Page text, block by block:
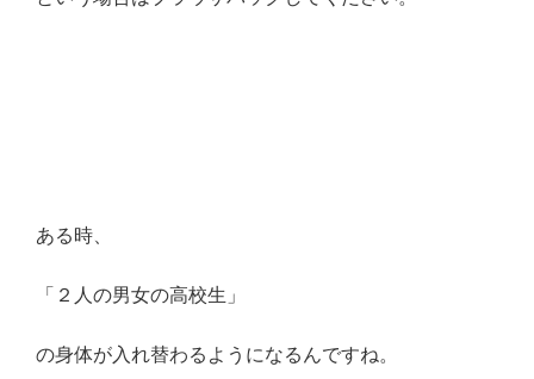
ある時、
「２人の男女の高校生」
の身体が入れ替わるようになるんですね。